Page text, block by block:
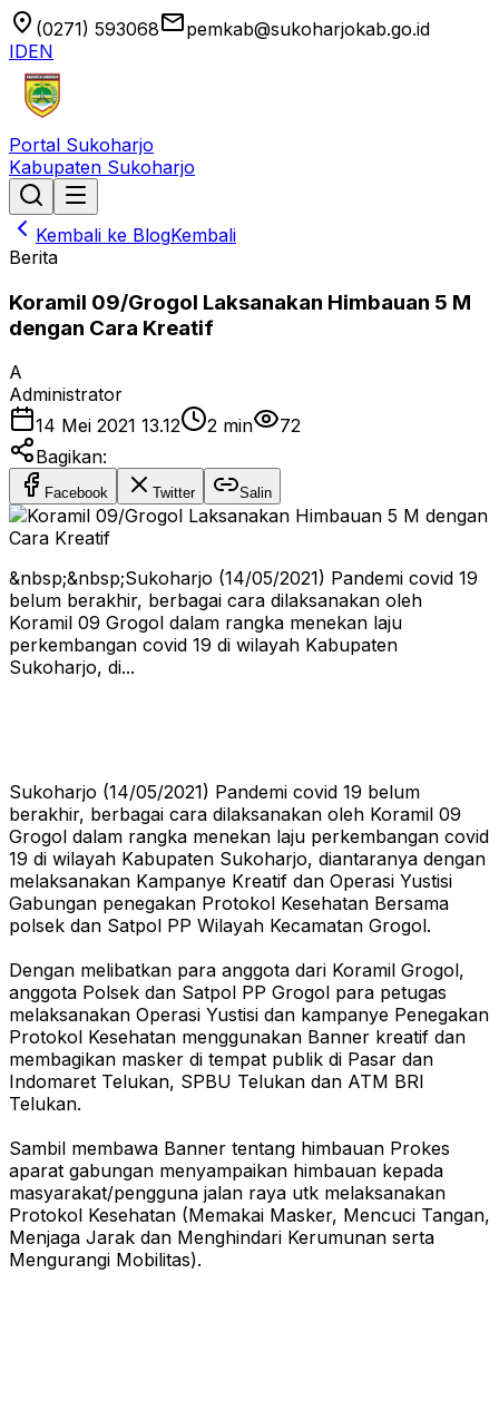
location_on (0271) 593068emailpemkab@sukoharjokab.go.id
IDEN
Portal Sukoharjo
Kabupaten Sukoharjo
Kembali ke BlogKembali
Berita
Koramil 09/Grogol Laksanakan Himbauan 5 M
dengan Cara Kreatif
A
Administrator
14 Mei 2021 13.12
2 min
72
Bagikan:
Facebook Twitter Salin
&nbsp;&nbsp;Sukoharjo (14/05/2021) Pandemi covid 19
belum berakhir, berbagai cara dilaksanakan oleh
Koramil 09 Grogol dalam rangka menekan laju
perkembangan covid 19 di wilayah Kabupaten
Sukoharjo, di...
Sukoharjo (14/05/2021) Pandemi covid 19 belum
berakhir, berbagai cara dilaksanakan oleh Koramil 09
Grogol dalam rangka menekan laju perkembangan covid
19 di wilayah Kabupaten Sukoharjo, diantaranya dengan
melaksanakan Kampanye Kreatif dan Operasi Yustisi
Gabungan penegakan Protokol Kesehatan Bersama
polsek dan Satpol PP Wilayah Kecamatan Grogol.
Dengan melibatkan para anggota dari Koramil Grogol,
anggota Polsek dan Satpol PP Grogol para petugas
melaksanakan Operasi Yustisi dan kampanye Penegakan
Protokol Kesehatan menggunakan Banner kreatif dan
membagikan masker di tempat publik di Pasar dan
Indomaret Telukan, SPBU Telukan dan ATM BRI
Telukan.
Sambil membawa Banner tentang himbauan Prokes
aparat gabungan menyampaikan himbauan kepada
masyarakat/pengguna jalan raya utk melaksanakan
Protokol Kesehatan (Memakai Masker, Mencuci Tangan,
Menjaga Jarak dan Menghindari Kerumunan serta
Mengurangi Mobilitas).